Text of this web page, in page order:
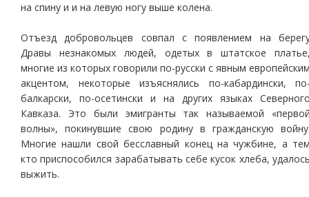
на спину и и на левую ногу выше колена.
Отъезд добровольцев совпал с появлением на
Дравы незнакомых людей, одетых в штатское
многие из которых говорили по-русски с явным
акцентом, некоторые изъяснялись по-кабардински,
балкарски, по-осетински и на других языках
Кавказа. Это были эмигранты так называемой
волны», покинувшие свою родину в гражданскую
Многие нашли свой бесславный конец на чужбине, а
кто приспособился зарабатывать себе кусок хлеба,
выжить.